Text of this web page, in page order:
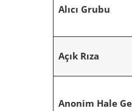
Alıcı Grubu
Açık Rıza
Anonim Hale